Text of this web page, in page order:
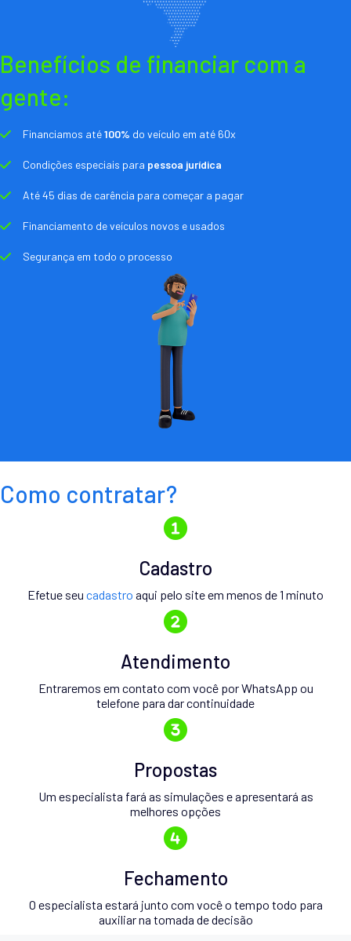
Benefícios de financiar com a
gente:
Financiamos até100% do veículo em até 60x
Condições especiais para pessoa jurídica
Até 45 dias de carência para começar a pagar
Financiamento de veículos novos e usados
Segurança em todo o processo
Como contratar?
Cadastro
Efetue seu cadastro aqui pelo site em menos de 1 minuto
Atendimento
Entraremos em contato com você por WhatsApp ou
telefone para dar continuidade
Propostas
Um especialista fará as simulações e apresentará as
melhores opções
Fechamento
O especialista estará junto com você o tempo todo para
auxiliar na tomada de decisão